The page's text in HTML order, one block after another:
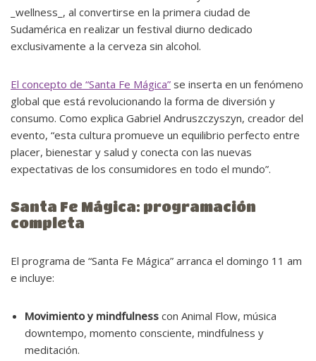
_wellness_, al convertirse en la primera ciudad de
Sudamérica en realizar un festival diurno dedicado
exclusivamente a la cerveza sin alcohol.
El concepto de “Santa Fe Mágica” se inserta en un fenómeno
global que está revolucionando la forma de diversión y
consumo. Como explica Gabriel Andruszczyszyn, creador del
evento, “esta cultura promueve un equilibrio perfecto entre
placer, bienestar y salud y conecta con las nuevas
expectativas de los consumidores en todo el mundo”.
Santa Fe Mágica: programación
completa
El programa de “Santa Fe Mágica” arranca el domingo 11 am
e incluye:
Movimiento y mindfulness con Animal Flow, música
downtempo, momento consciente, mindfulness y
meditación.